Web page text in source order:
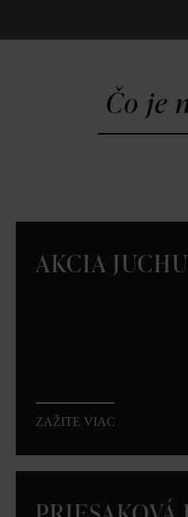
Čo je
AKCIA
ZAŽITE VIAC